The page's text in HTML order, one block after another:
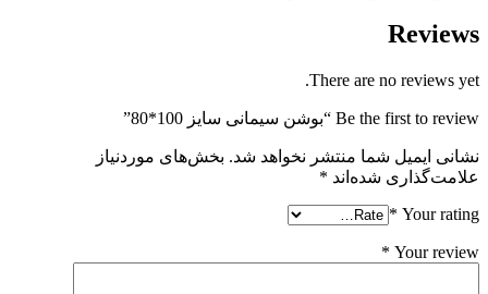
Reviews
There are no reviews yet.
Be the first to review “بوشن سیمانی سایز 100*80”
نشانی ایمیل شما منتشر نخواهد شد. بخش‌های موردنیاز
علامت‌گذاری شده‌اند*
Your rating
*
Your review
*